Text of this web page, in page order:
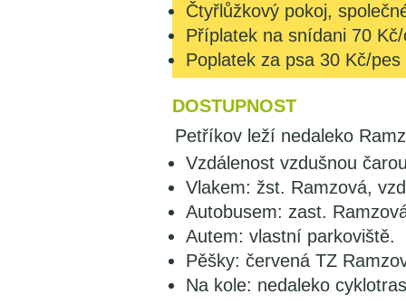
Čtyřlůžkový pokoj,
Příplatek na snídani 70
Poplatek za psa 30 Kč/pes
DOSTUPNOST
Petříkov leží nedaleko
Vzdálenost vzdušnou
Vlakem: žst. Ramzová,
Autobusem: zast.
Autem: vlastní parkoviště.
Pěšky: červená TZ
Na kole: nedaleko